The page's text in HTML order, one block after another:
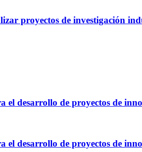
proyectos de investigación
desarrollo de proyectos de
desarrollo de proyectos de